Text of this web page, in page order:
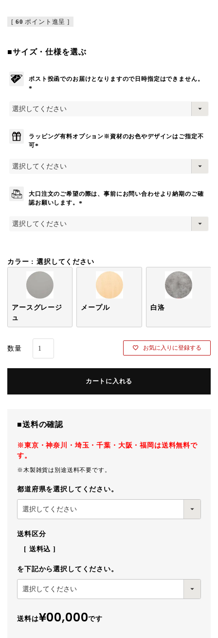
[ 60 ポイント進呈 ]
■サイズ・仕様を選ぶ
ポスト投函でのお届けとなりますので日時指定はできません。
必
ラッピング有料オプション※資材のお色やデザインはご指定不
可
必
大口注文のご希望の際は、事前にお問い合わせより納期のご確
認お願いします。
カラー 選択してください
アースグレージ
ュ
メープル 白洛
お気に入りに登録する
カートに入れる
■送料の確認
※東京・神奈川・埼玉・千葉・大阪・福岡は送料無料で
す。
※木製雑貨は別途送料不要です。
都道府県を選択してください。
送料区分
送料込
を下記から選択してください。
送料は¥00,000です